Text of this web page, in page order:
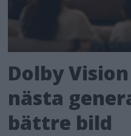
Dolby
nästa
bättre bild